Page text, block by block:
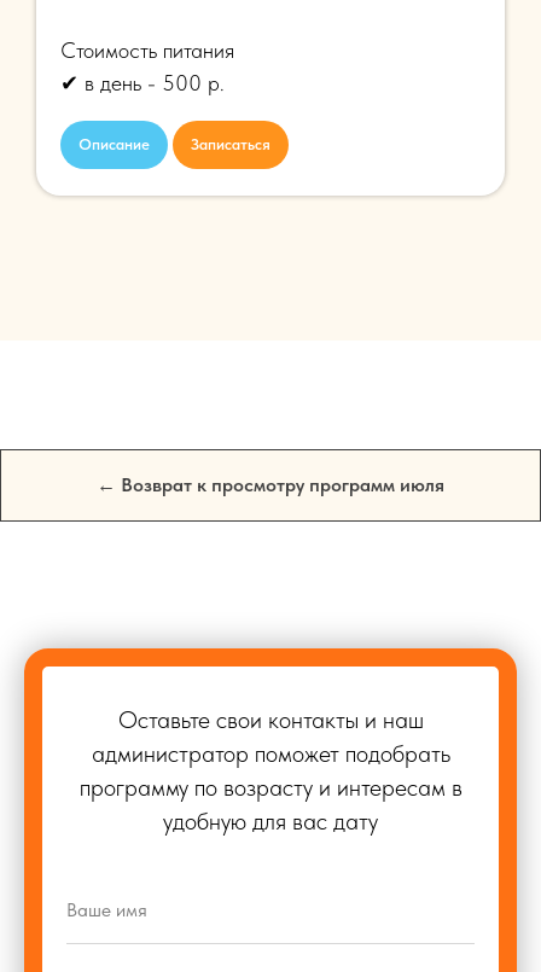
Стоимость питания
✔ в день - 500 р.
Описание Записаться
← Возврат к просмотру программ июля
Оставьте свои контакты и наш
администратор поможет подобрать
программу по возрасту и интересам в
удобную для вас дату